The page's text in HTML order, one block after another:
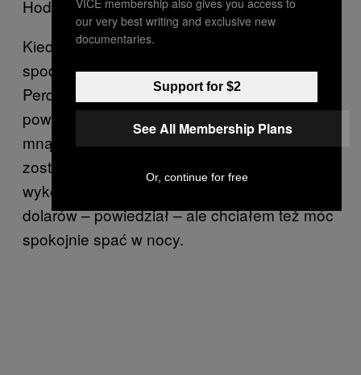
Hodge/Compassion in World Farming
Kiedy filmik został wyemitowany, Watts
spodziewał się zerwania kontraktu przez
Perdue. W końcu częściowo było to
powodem, dla którego zgodził się spotkać ze
mną w ten grudniowy poranek. – Mogłem
zostać sam z nienadającymi się do innego
wykorzystania aktywami wartymi pół miliona
dolarów – powiedział – ale chciałem też móc
spokojnie spać w nocy.
our very best writing and exclusive new
documentaries.
Support for $2
See All Membership Plans
Or, continue for free